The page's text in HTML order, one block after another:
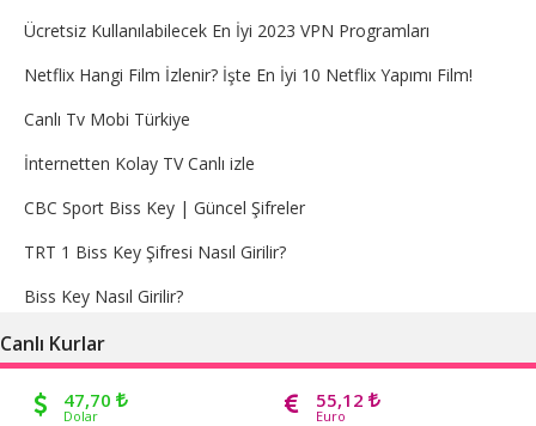
Ücretsiz Kullanılabilecek En İyi 2023 VPN Programları
Netflix Hangi Film İzlenir? İşte En İyi 10 Netflix Yapımı Film!
Canlı Tv Mobi Türkiye
İnternetten Kolay TV Canlı izle
CBC Sport Biss Key | Güncel Şifreler
TRT 1 Biss Key Şifresi Nasıl Girilir?
Biss Key Nasıl Girilir?
Canlı Kurlar
47,70
Dolar
55,12
Euro